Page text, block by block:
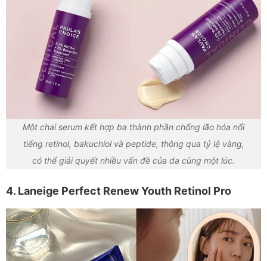
Một chai serum kết hợp ba thành phần chống lão hóa nổi
tiếng retinol, bakuchiol và peptide, thông qua tỷ lệ vàng,
có thể giải quyết nhiều vấn đề của da cùng một lúc.
4. Laneige Perfect Renew Youth Retinol Pro